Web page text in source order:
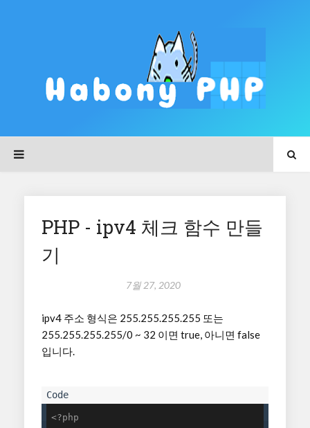
PHP - ipv4 체크 함수 만들
기
7월 27, 2020
ipv4 주소 형식은 255.255.255.255 또는
255.255.255.255/0 ~ 32 이면 true, 아니면 false
입니다.
<?php